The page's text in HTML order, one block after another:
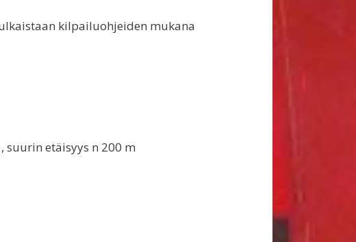
kilpailuohjeiden mukana
suurin etäisyys n 200 m